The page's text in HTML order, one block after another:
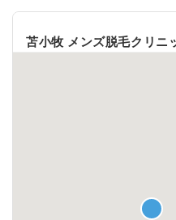
苫小牧 メンズ脱毛クリニ